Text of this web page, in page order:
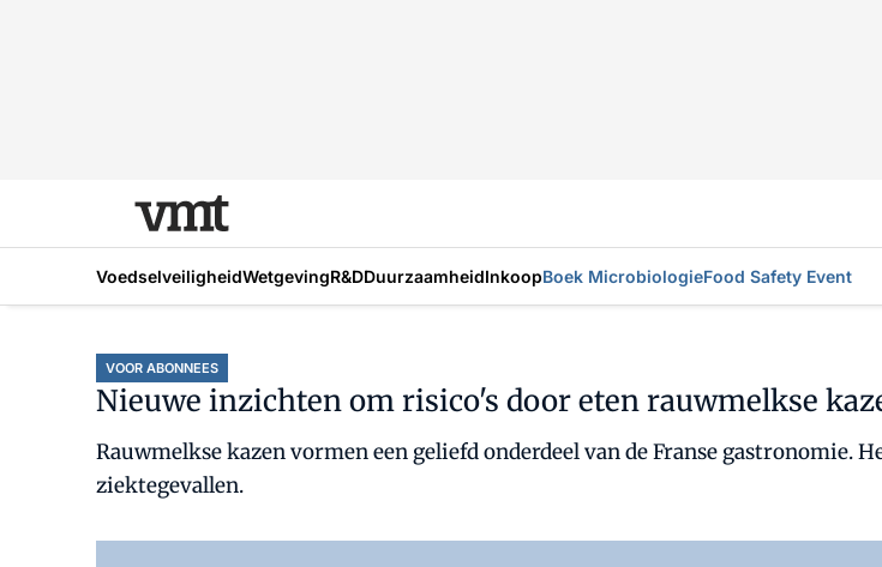
VoedselveiligheidWetgevingR&DDuurzaamheidInkoopBoek MicrobiologieFood Safety Event
VOOR ABONNEES
Nieuwe inzichten om risico's door eten rauwmelkse
Rauwmelkse kazen vormen een geliefd onderdeel van de Franse gastronomie.
ziektegevallen.